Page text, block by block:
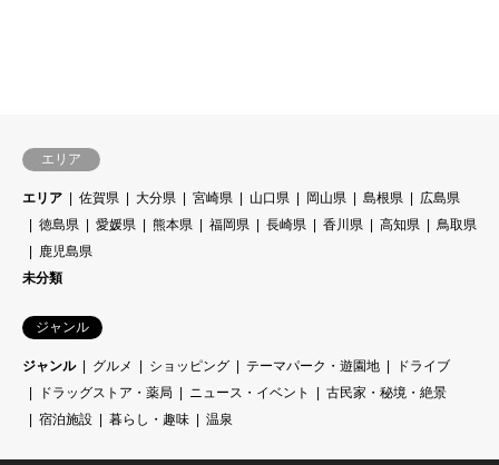
エリア
エリア 佐賀県 大分県 宮崎県 山口県 岡山県 島根県
広島県
徳島県
愛媛県 熊本県 福岡県 長崎県 香川県 高知県
鳥取県
鹿児島県
未分類
ジャンル
ジャンル グルメ ショッピング テーマパーク・遊園地
ドライブ
ドラッグストア・薬局
ニュース・イベント
古民家・秘境・絶景
宿泊施設
暮らし・趣味 温泉